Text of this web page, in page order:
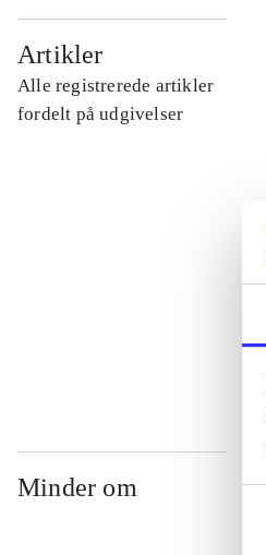
Artikler
Alle registrerede artikler
fordelt på udgivelser
Minder om